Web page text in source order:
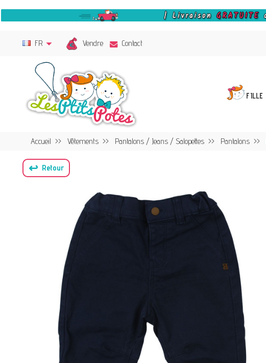
FR Vendre Contact
FILLE
Accueil Vêtements Pantalons / Jeans / Salopettes Pantalons
↩ Retour